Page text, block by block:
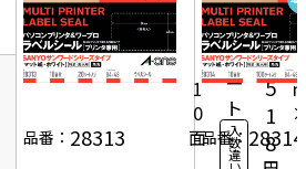
品番： 28313
1
0
面
20
シ
ー
ト
入
数
違
1,
5
1
8
8
4
4
品番： 28314